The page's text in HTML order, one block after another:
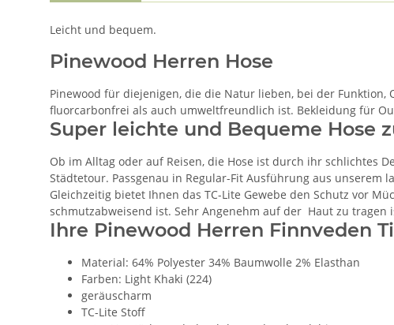
Leicht und bequem.
Pinewood Herren Hose
Pinewood für diejenigen, die die Natur lieben, bei der
fluorcarbonfrei als auch umweltfreundlich ist. Bekleidung für
Super leichte und Bequeme Hose
Ob im Alltag oder auf Reisen, die Hose ist durch ihr schlichtes
Städtetour. Passgenau in Regular-Fit Ausführung aus unserem
Gleichzeitig bietet Ihnen das TC-Lite Gewebe den Schutz vor
schmutzabweisend ist. Sehr Angenehm auf der Haut zu
Ihre Pinewood Herren Finnveden
Material: 64% Polyester 34% Baumwolle 2% Elasthan
Farben: Light Khaki (224)
geräuscharm
TC-Lite Stoff